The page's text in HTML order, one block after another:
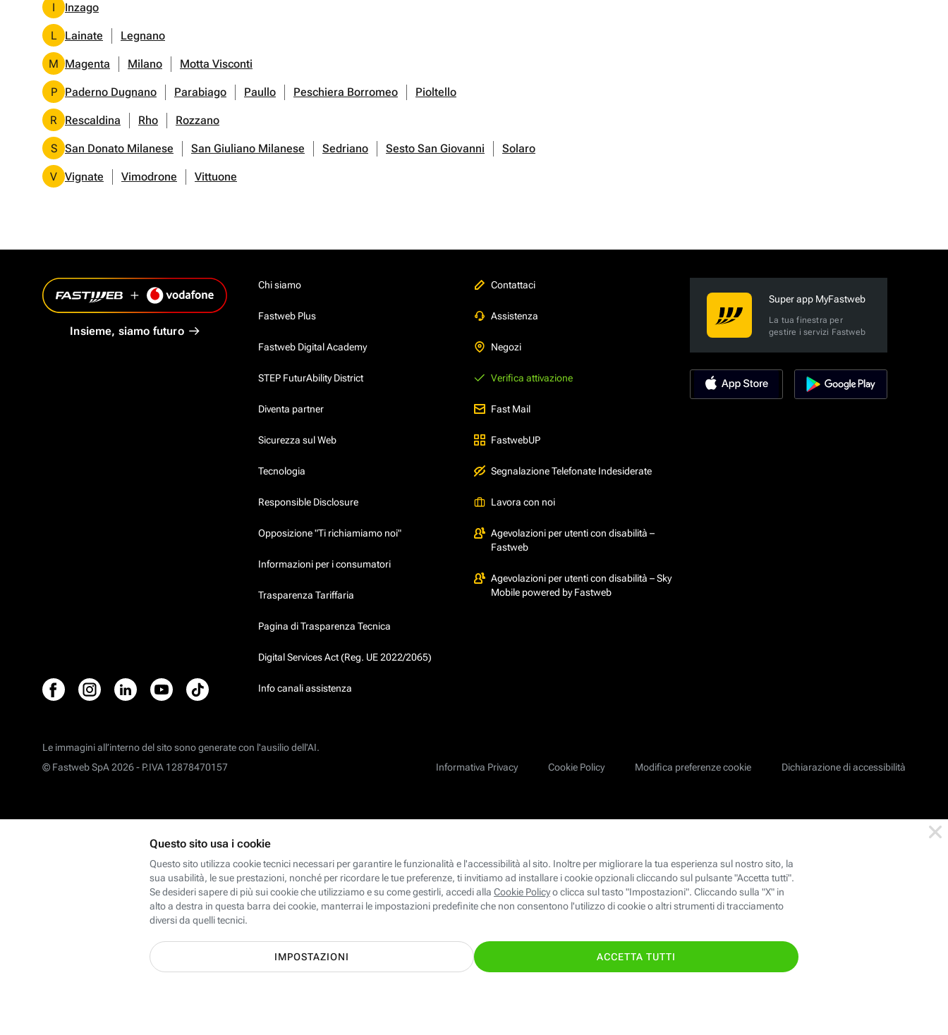
I Inzago
L Lainate Legnano
M Magenta Milano Motta Visconti
P Paderno Dugnano Parabiago Paullo Peschiera Borromeo Pioltello
R Rescaldina Rho Rozzano
S San Donato Milanese San Giuliano Milanese Sedriano Sesto San Giovanni Solaro
V Vignate Vimodrone Vittuone
Insieme, siamo futuro
Chi siamo
Fastweb Plus
Fastweb Digital Academy
STEP FuturAbility District
Diventa partner
Sicurezza sul Web
Tecnologia
Responsible Disclosure
Opposizione "Ti richiamiamo noi"
Informazioni per i consumatori
Trasparenza Tariffaria
Pagina di Trasparenza Tecnica
Digital Services Act (Reg. UE 2022/2065)
Info canali assistenza
Contattaci
Assistenza
Negozi
Verifica attivazione
Fast Mail
FastwebUP
Segnalazione Telefonate Indesiderate
Lavora con noi
Agevolazioni per utenti con disabilità –
Fastweb
Agevolazioni per utenti con disabilità – Sky
Mobile powered by Fastweb
Super app MyFastweb
La tua finestra per
gestire i servizi Fastweb
Le immagini all’interno del sito sono generate con l'ausilio dell'AI.
Informativa Privacy
Cookie Policy Modifica preferenze cookie Dichiarazione di accessibilità
© Fastweb SpA 2026 - P.IVA 12878470157